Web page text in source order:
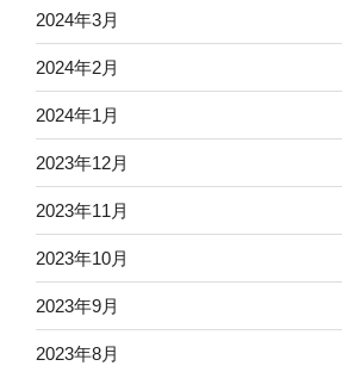
2024年3月
2024年2月
2024年1月
2023年12月
2023年11月
2023年10月
2023年9月
2023年8月